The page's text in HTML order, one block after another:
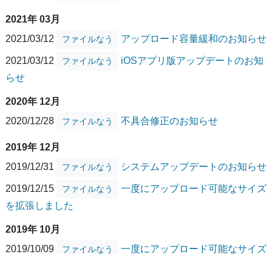
2021年 03月
2021/03/12
ファイルなう アップロード容量緩和のお知らせ
2021/03/12 ファイルなう
iOSアプリ版アップデートのお知
らせ
2020年 12月
2020/12/28
ファイルなう 不具合修正のお知らせ
2019年 12月
2019/12/31
ファイルなう システムアップデートのお知らせ
2019/12/15 ファイルなう
一度にアップロード可能なサイズ
を拡張しました
2019年 10月
2019/10/09
ファイルなう
一度にアップロード可能なサイズ